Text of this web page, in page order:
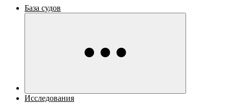
База судов
Исследования